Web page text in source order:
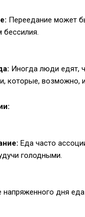
Переедание может
бессилия.
Иногда люди едят,
которые, возможно,
Еда часто
голодными.
напряженного дня